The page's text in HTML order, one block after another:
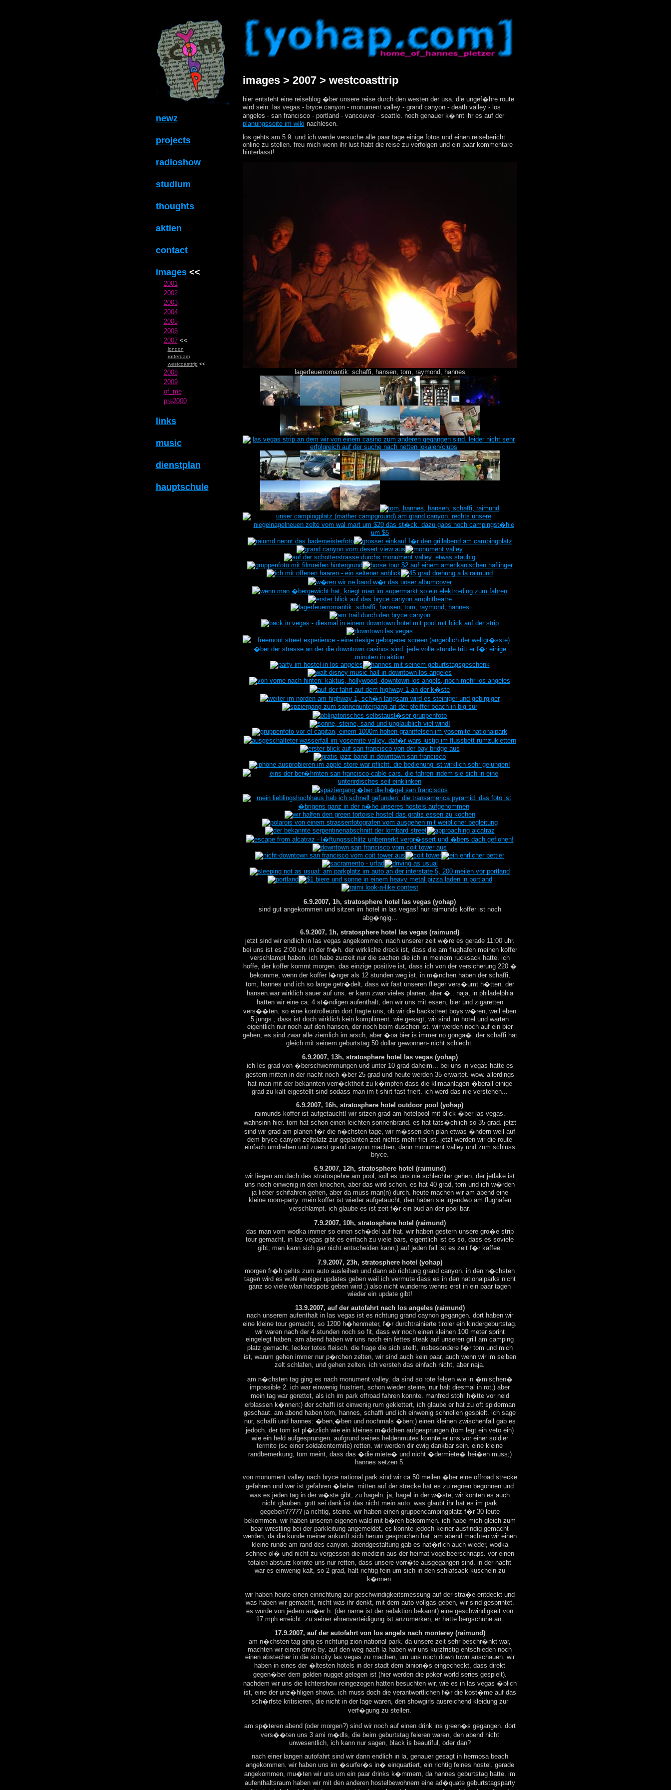
newz
projects
radioshow
studium
thoughts
aktien
contact
images<<
2001
2002
2003
2004
2005
2006
2007<<
london
rotterdam
westcoasttrip <<
2008
2009
of_me
pre2000
links
music
dienstplan
hauptschule
images > 2007 > westcoasttrip
hier entsteht eine reiseblog �ber unsere reise durch den westen der usa. die ungef�hre route
wird sein: las vegas - bryce canyon - monument valley - grand canyon - death valley - los
angeles - san francisco - portland - vancouver - seattle. noch genauer k�nnt ihr es auf der
planungsseite im wiki nachlesen.
los gehts am 5.9. und ich werde versuche alle paar tage einige fotos und einen reisebericht
online zu stellen. freu mich wenn ihr lust habt die reise zu verfolgen und ein paar kommentare
hinterlasst!
lagerfeuerromantik: schaffi, hansen, tom, raymond, hannes
6.9.2007, 1h, stratosphere hotel las vegas (yohap)
sind gut angekommen und sitzen im hotel in las vegas! nur raimunds koffer ist noch
abg�ngig...
6.9.2007, 1h, stratosphere hotel las vegas (raimund)
jetzt sind wir endlich in las vegas angekommen. nach unserer zeit w�re es gerade 11:00 uhr.
bei uns ist es 2:00 uhr in der fr�h. der wirkliche dreck ist, dass die am flughafen meinen koffer
verschlampt haben. ich habe zurzeit nur die sachen die ich in meinem rucksack hatte. ich
hoffe, der koffer kommt morgen. das einzige positive ist, dass ich von der versicherung 220 �
bekomme, wenn der koffer l�nger als 12 stunden weg ist. in m�nchen haben der schaffi,
tom, hannes und ich so lange getr�delt, dass wir fast unseren flieger vers�umt h�tten. der
hansen.war wirklich sauer auf uns. er kann zwar vieles planen, aber �.. naja, in philadelphia
hatten wir eine ca. 4 st�ndigen aufenthalt, den wir uns mit essen, bier und zigaretten
vers��ten. so eine kontrolleurin dort fragte uns, ob wir die backstreet boys w�ren, weil eben
5 jungs , dass ist doch wirklich kein kompliment. wie gesagt, wir sind im hotel und warten
eigentlich nur noch auf den hansen, der noch beim duschen ist. wir werden noch auf ein bier
gehen, es sind zwar alle ziemlich im arsch, aber �oa bier is immer no gonga�. der schaffi hat
gleich mit seinem geburtstag 50 dollar gewonnen- nicht schlecht.
6.9.2007, 13h, stratosphere hotel las vegas (yohap)
ich les grad von �berschwemmungen und unter 10 grad daheim... bei uns in vegas hatte es
gestern mitten in der nacht noch �ber 25 grad und heute werden 35 erwartet. wow. allerdings
hat man mit der bekannten verr�cktheit zu k�mpfen dass die klimaanlagen �berall einige
grad zu kalt eigestellt sind sodass man im t-shirt fast friert. ich werd das nie verstehen...
6.9.2007, 16h, stratosphere hotel outdoor pool (yohap)
raimunds koffer ist aufgetaucht! wir sitzen grad am hotelpool mit blick �ber las vegas.
wahnsinn hier. tom hat schon einen leichten sonnenbrand. es hat tats�chlich so 35 grad. jetzt
sind wir grad am planen f�r die n�chsten tage, wir m�ssen den plan etwas �ndern weil auf
dem bryce canyon zeltplatz zur geplanten zeit nichts mehr frei ist. jetzt werden wir die route
einfach umdrehen und zuerst grand canyon machen, dann monument valley und zum schluss
bryce.
6.9.2007, 12h, stratosphere hotel (raimund)
wir liegen am dach des stratospehre am pool, soll es uns nie schlechter gehen. der jetlake ist
uns noch einwenig in den knochen, aber das wird schon. es hat 40 grad, tom und ich w�rden
ja lieber schifahren gehen, aber da muss man(n) durch. heute machen wir am abend eine
kleine room-party. mein koffer ist wieder aufgetaucht, den haben sie irgendwo am flughafen
verschlampt. ich glaube es ist zeit f�r ein bud an der pool bar.
7.9.2007, 10h, stratosphere hotel (raimund)
das man vom wodka immer so einen sch�del auf hat. wir haben gestern unsere gro�e strip
tour gemacht. in las vegas gibt es einfach zu viele bars, eigentlich ist es so, dass es soviele
gibt, man kann sich gar nicht entscheiden kann;) auf jeden fall ist es zeit f�r kaffee.
7.9.2007, 23h, stratosphere hotel (yohap)
morgen fr�h gehts zum auto ausleihen und dann ab richtung grand canyon. in den n�chsten
tagen wird es wohl weniger updates geben weil ich vermute dass es in den nationalparks nicht
ganz so viele wlan hotspots geben wird ;) also nicht wunderns wenns erst in ein paar tagen
wieder ein update gibt!
13.9.2007, auf der autofahrt nach los angeles (raimund)
nach unserem aufenthalt in las vegas ist es richtung grand caynon gegangen. dort haben wir
eine kleine tour gemacht, so 1200 h�henmeter, f�r durchtrainierte tiroler ein kindergeburtstag.
wir waren nach der 4 stunden noch so fit, dass wir noch einen kleinen 100 meter sprint
eingelegt haben. am abend haben wir uns noch ein fettes steak auf unseren grill am camping
platz gemacht, lecker totes fleisch. die frage die sich stellt, insbesondere f�r tom und mich
ist, warum gehen immer nur p�rchen zelten, wir sind auch kein paar, auch wenn wir im selben
zelt schlafen, und gehen zelten. ich versteh das einfach nicht, aber naja.
am n�chsten tag ging es nach monument valley. da sind so rote felsen wie in �mischen�
impossible 2. ich war einwenig frustriert, schon wieder steine, nur halt diesmal in rot;) aber
mein tag war gerettet, als ich im park offroad fahren konnte. manfred stohl h�tte vor neid
erblassen k�nnen:) der schaffi ist einwenig rum geklettert, ich glaube er hat zu oft spiderman
geschaut. am abend haben tom, hannes, schaffi und ich einwenig schnellen gespielt. ich sage
nur, schaffi und hannes: �ben,�ben und nochmals �ben:) einen kleinen zwischenfall gab es
jedoch. der tom ist pl�tzlich wie ein kleines m�dchen aufgesprungen (tom legt ein veto ein)
wie ein held aufgesprungen. aufgrund seines heldenmutes konnte er uns vor einer soldier
termite (sc einer soldatentermite) retten. wir werden dir ewig dankbar sein. eine kleine
randbemerkung, tom meint, dass das �die miete� und nicht �dermiete� hei�en muss;)
hannes setzen 5.
von monument valley nach bryce national park sind wir ca 50 meilen �ber eine offroad strecke
gefahren und wer ist gefahren �hehe. mitten auf der strecke hat es zu regnen begonnen und
was es jeden tag in der w�ste gibt, zu hageln. ja, hagel in der w�ste, wir konten es auch
nicht glauben. gott sei dank ist das nicht mein auto. was glaubt ihr hat es im park
gegeben????? ja richtig, steine. wir haben einen gruppencampingplatz f�r 30 leute
bekommen. wir haben unseren eigenen wald mit b�ren bekommen. ich habe mich gleich zum
bear-wrestling bei der parkleitung angemeldet, es konnte jedoch keiner ausfindig gemacht
werden, da die kunde meiner ankunft sich herum gesprochen hat. am abend machten wir einen
kleine runde am rand des canyon. abendgestaltung gab es nat�rlich auch wieder, wodka
schnee-ol� und nicht zu vergessen die medizin aus der heimat vogelbeerschnaps. vor einen
totalen absturz konnte uns nur retten, dass unsere vorr�te ausgegangen sind. in der nacht
war es einwenig kalt, so 2 grad, halt richtig fein um sich in den schlafsack kuscheln zu
k�nnen.
wir haben heute einen einrichtung zur geschwindigkeitsmessung auf der stra�e entdeckt und
was haben wir gemacht, nicht was ihr denkt, mit dem auto vollgas geben, wir sind gesprintet.
es wurde von jedem au�er h. (der name ist der redaktion bekannt) eine geschwindigkeit von
17 mph erreicht. zu seiner ehrenverteidigung ist anzumerken, er hatte bergschuhe an.
17.9.2007, auf der autofahrt von los angels nach monterey (raimund)
am n�chsten tag ging es richtung zion national park. da unsere zeit sehr beschr�nkt war,
machten wir einen drive by. auf den weg nach la haben wir uns kurzfristig entschieden noch
einen abstecher in die sin city las vegas zu machen, um uns noch down town anschauen. wir
haben in eines der �ltesten hotels in der stadt dem binion�s eingecheckt, dass direkt
gegen�ber dem golden nugget gelegen ist (hier werden die poker world series gespielt).
nachdem wir uns die lichtershow reingezogen hatten besuchten wir, wie es in las vegas �blich
ist, eine der unz�hligen shows. ich muss doch die verantwortlichen f�r die kost�me auf das
sch�rfste kritisieren, die nicht in der lage waren, den showgirls ausreichend kleidung zur
verf�gung zu stellen.
am sp�teren abend (oder morgen?) sind wir noch auf einen drink ins green�s gegangen. dort
vers��ten uns 3 ami m�dls, die beim geburtstag feieren waren, den abend nicht
unwesentlich, ich kann nur sagen, black is beautiful, oder dan?
nach einer langen autofahrt sind wir dann endlich in la, genauer gesagt in hermosa beach
angekommen. wir haben uns im �surfer�s in� einquartiert, ein richtig feines hostel. gerade
angekommen, mu�ten wir uns um ein paar drinks k�mmern, da hannes geburtstag hatte. im
aufenthaltsraum haben wir mit den anderen hostelbewohnern eine ad�quate geburtstagsparty